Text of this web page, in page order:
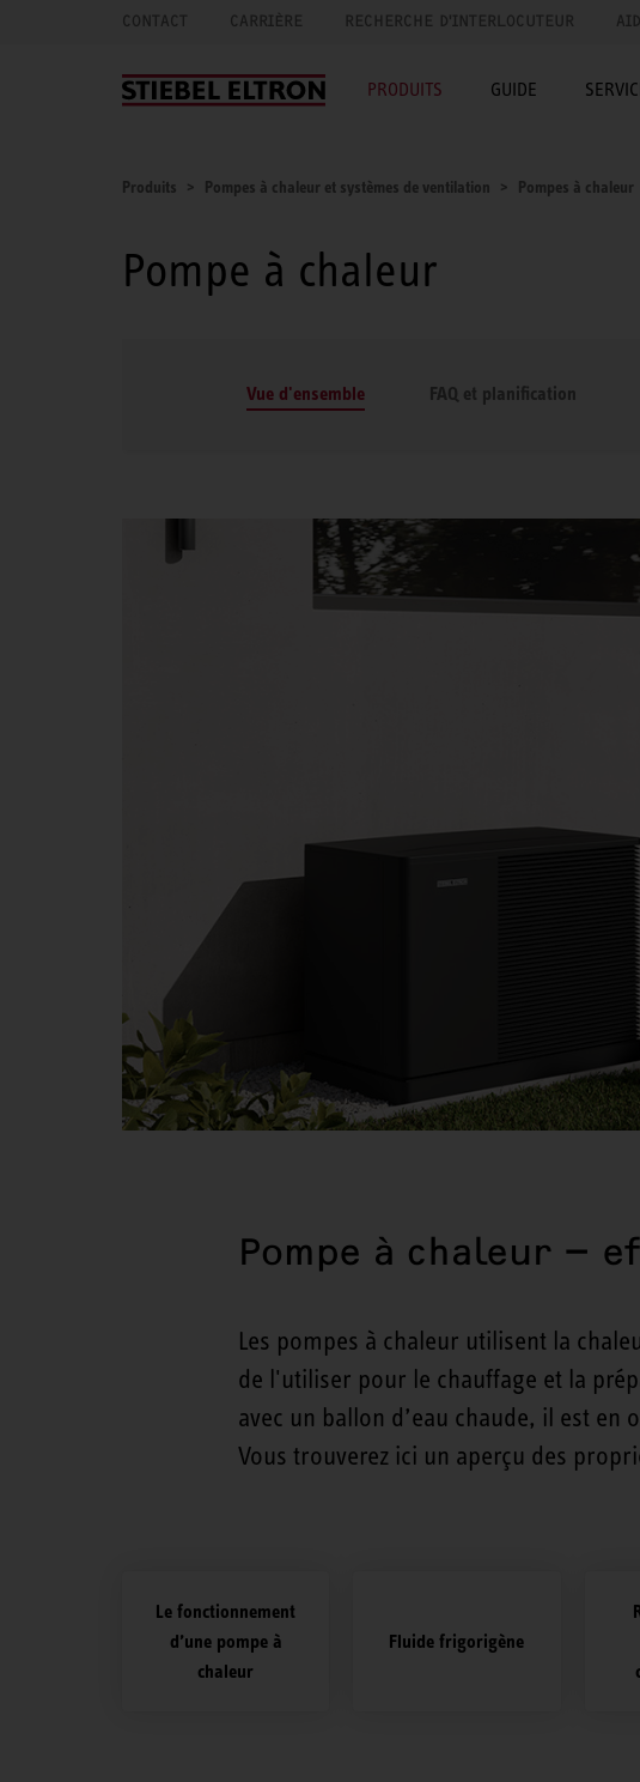
CONTACT CARRIÈRE RECHERCHE D'INTERLOCUTEUR
PRODUITS GUIDE
Produits Pompes à chaleur et systèmes de ventilation Pompes à chaleur
Pompe à chaleur
Vue d'ensemble FAQ et planification
Pompe à chaleur –
Les pompes à chaleur utilisent la
de l'utiliser pour le chauffage et la
avec un ballon d’eau chaude, il est en
Vous trouverez ici un aperçu des
Le fonctionnement
d’une pompe à
chaleur
Fluide frigorigène